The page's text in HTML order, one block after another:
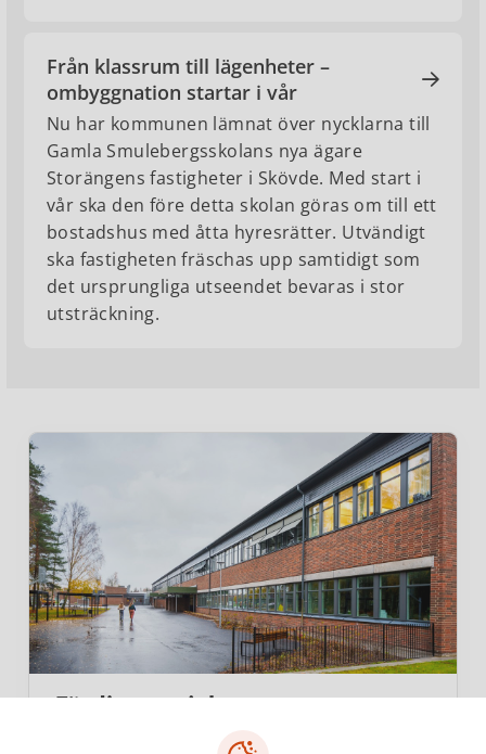
Från klassrum till lägenheter –
ombyggnation startar i vår
Nu har kommunen lämnat över nycklarna till
Gamla Smulebergsskolans nya ägare
Storängens fastigheter i Skövde. Med start i
vår ska den före detta skolan göras om till ett
bostadshus med åtta hyresrätter. Utvändigt
ska fastigheten fräschas upp samtidigt som
det ursprungliga utseendet bevaras i stor
utsträckning.
Färdiga projekt